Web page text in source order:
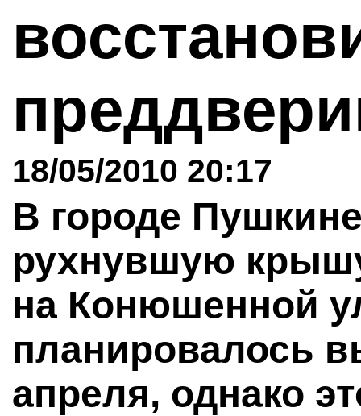
18/05/2010 20:17
В городе
рухнувшую
на Конюшенной
планировалось
апреля, однако